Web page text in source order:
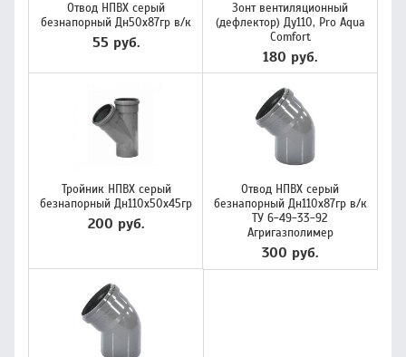
Отвод НПВХ серый
безнапорный Дн50х87гр в/к
55 руб.
Зонт вентиляционный
(дефлектор) Ду110, Pro Aqua
Comfort
180 руб.
Тройник НПВХ серый
безнапорный Дн110х50х45гр
200 руб.
Отвод НПВХ серый
безнапорный Дн110х87гр в/к
ТУ 6-49-33-92
Агригазполимер
300 руб.